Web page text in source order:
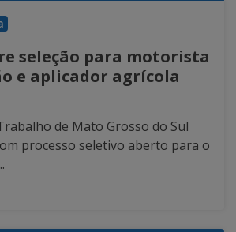
seleção para motorista
e aplicador agrícola
de Mato Grosso do Sul
processo seletivo aberto para o